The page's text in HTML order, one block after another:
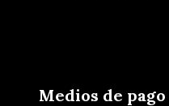
Medios de pago